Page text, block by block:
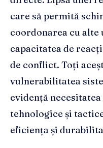
care să permită
coordonarea cu
capacitatea de
de conflict. Toți
vulnerabilitatea
evidență
tehnologice și
eficiența și